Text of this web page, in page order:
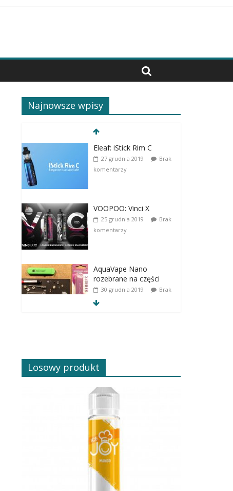
Najnowsze wpisy
Eleaf: iStick Rim C
27 grudnia 2019
Brak
komentarzy
VOOPOO: Vinci X
25 grudnia 2019
Brak
komentarzy
AquaVape Nano
rozebrane na części
30 grudnia 2019
Brak
komentarzy
Losowy produkt